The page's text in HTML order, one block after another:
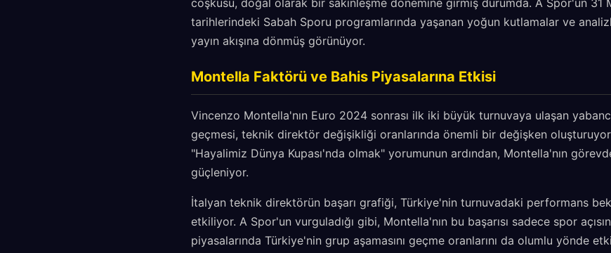
coşkusu, doğal olarak bir sakinleşme dönemine girmiş durumda. A Spor'un 31
tarihlerindeki Sabah Sporu programlarında yaşanan yoğun kutlamalar ve
yayın akışına dönmüş görünüyor.
Montella Faktörü ve Bahis Piyasalarına Etkisi
Vincenzo Montella'nın Euro 2024 sonrası ilk iki büyük turnuvaya ulaşan
geçmesi, teknik direktör değişikliği oranlarında önemli bir değişken
"Hayalimiz Dünya Kupası'nda olmak" yorumunun ardından, Montella'nın
güçleniyor.
İtalyan teknik direktörün başarı grafiği, Türkiye'nin turnuvadaki performans
etkiliyor. A Spor'un vurguladığı gibi, Montella'nın bu başarısı sadece spor
piyasalarında Türkiye'nin grup aşamasını geçme oranlarını da olumlu yönde